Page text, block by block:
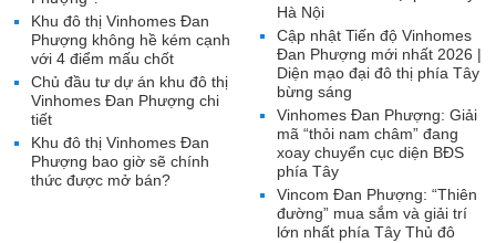
Hà Nội
Cập nhật Tiến độ Vinhomes
Đan Phượng mới nhất 2026 |
Diện mạo đại đô thị phía Tây
bừng sáng
Vinhomes Đan Phượng: Giải
mã “thỏi nam châm” đang
xoay chuyển cục diện BĐS
phía Tây
Vincom Đan Phượng: “Thiên
đường” mua sắm và giải trí
lớn nhất phía Tây Thủ đô
Khu đô thị Vinhomes Đan
Phượng không hề kém cạnh
với 4 điểm mấu chốt
Chủ đầu tư dự án khu đô thị
Vinhomes Đan Phượng chi
tiết
Khu đô thị Vinhomes Đan
Phượng bao giờ sẽ chính
thức được mở bán?